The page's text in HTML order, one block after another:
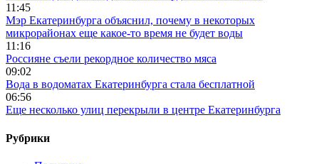
11:45
Мэр Екатеринбурга объяснил, почему в некоторых
микрорайонах еще какое-то время не будет воды
11:16
Россияне съели рекордное количество мяса
09:02
Вода в водоматах Екатеринбурга стала бесплатной
06:56
Еще несколько улиц перекрыли в центре Екатеринбурга
Рубрики